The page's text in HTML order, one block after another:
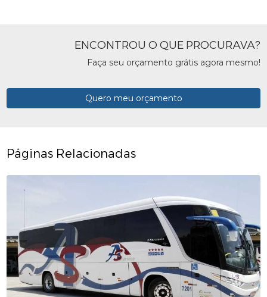
ENCONTROU O QUE PROCURAVA?
Faça seu orçamento grátis agora mesmo!
Quero meu orçamento
Páginas Relacionadas